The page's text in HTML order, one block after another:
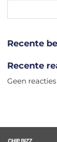
Recente
Recente
Geen